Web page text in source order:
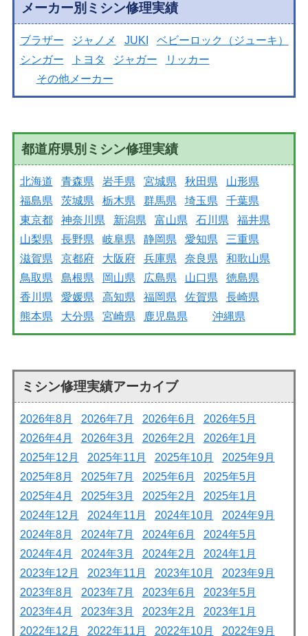
メーカー別ミシン修理実績
ブラザー ジャノメ JUKI
ベビーロック（ジューキ）
シンガー
トヨタ ジャガー
リッカー
その他メーカー
都道府県別ミシン修理実績
北海道 青森県 岩手県 宮城県 秋田県
山形県
福島県
茨城県 栃木県 群馬県 埼玉県
千葉県
東京都
神奈川県 新潟県 富山県 石川県
福井県
山梨県
長野県 岐阜県 静岡県 愛知県
三重県
滋賀県
京都府 大阪府 兵庫県 奈良県
和歌山県
鳥取県
島根県 岡山県 広島県 山口県
徳島県
香川県
愛媛県 高知県 福岡県 佐賀県
長崎県
熊本県
大分県 宮崎県 鹿児島県 沖縄県
ミシン修理実績アーカイブ
2026年8月 2026年7月 2026年6月
2026年5月
2026年4月
2026年3月 2026年2月
2026年1月
2025年12月
2025年11月 2025年10月
2025年9月
2025年8月
2025年7月 2025年6月
2025年5月
2025年4月
2025年3月 2025年2月
2025年1月
2024年12月
2024年11月 2024年10月
2024年9月
2024年8月
2024年7月 2024年6月
2024年5月
2024年4月
2024年3月 2024年2月
2024年1月
2023年12月
2023年11月 2023年10月
2023年9月
2023年8月
2023年7月 2023年6月
2023年5月
2023年4月
2023年3月 2023年2月
2023年1月
2022年12月
2022年11月 2022年10月 2022年9月